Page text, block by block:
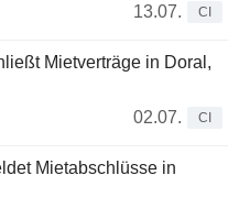
13.07.
CI
Mietverträge in Doral,
02.07.
CI
Mietabschlüsse in